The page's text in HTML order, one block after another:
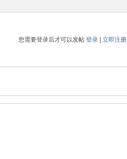
您需要登录后才可以发帖 登录| 立即注册